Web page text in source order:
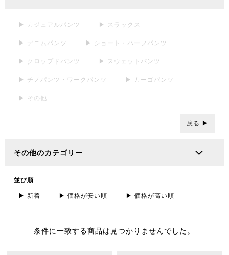
▶ カジュアルパンツ ▶ スラックス
▶ デニムパンツ ▶ ショート・ハーフパンツ
▶ クロップドパンツ ▶ スウェットパンツ
▶ チノパンツ・ワークパンツ ▶ カーゴパンツ
▶ その他
戻る ▶
その他のカテゴリー
並び順
▶ 新着 ▶ 価格が安い順 ▶ 価格が高い順
条件に一致する商品は見つかりませんでした。